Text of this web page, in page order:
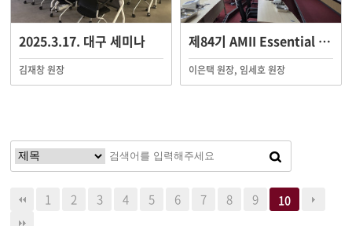
2025.3.17. 대구 세미나
김재창 원장
제84기 AMII Essential Course
이은택 원장, 임세호 원장
1 2 3 4 5 6 7 8 9 10